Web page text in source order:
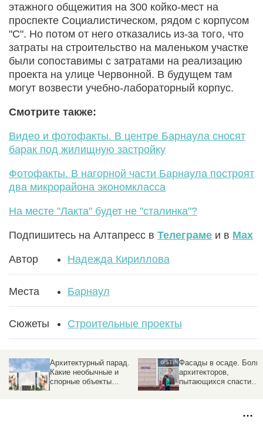
этажного общежития на 300 койко-мест на
проспекте Социалистическом, рядом с корпусом
"С". Но потом от него отказались из-за того, что
затраты на строительство на маленьком участке
были сопоставимы с затратами на реализацию
проекта на улице Червонной. В будущем там
могут возвести учебно-лабораторный корпус.
Смотрите также:
Видео и фотофакты. В центре Барнаула сносят
барак под жилищную застройку
Фотофакты. В нагорной части Барнаула построят
два микрорайона экономкласса
На месте "Лакта" будет не "сталинка"?
Подпишитесь на Алтапресс в Телеграме и в Max
Автор Надежда Кириллова
Места Барнаул
Сюжеты Строительные проекты
Архитектурный парад.
Какие необычные и
спорные объекты
Фасады в осаде. Боли
архитекторов,
пытающихся спасти